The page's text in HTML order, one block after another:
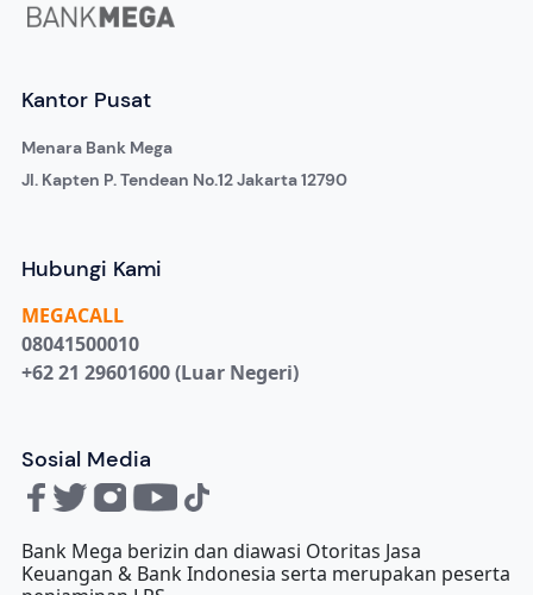
Kantor Pusat
Menara Bank Mega
Jl. Kapten P. Tendean No.12 Jakarta 12790
Hubungi Kami
MEGACALL
08041500010
+62 21 29601600 (Luar Negeri)
Sosial Media
Bank Mega berizin dan diawasi Otoritas Jasa
Keuangan & Bank Indonesia serta merupakan peserta